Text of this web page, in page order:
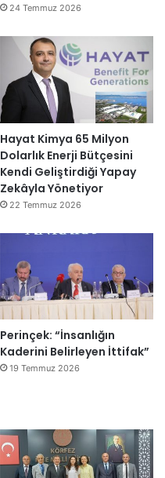
24 Temmuz 2026
Hayat Kimya 65 Milyon
Dolarlık Enerji Bütçesini
Kendi Geliştirdiği Yapay
Zekâyla Yönetiyor
22 Temmuz 2026
Perinçek: “İnsanlığın
Kaderini Belirleyen İttifak”
19 Temmuz 2026